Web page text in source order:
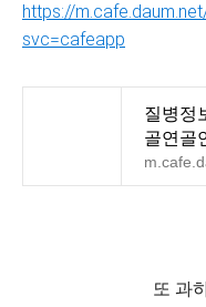
https://
svc=cafeapp
질병정
골연골
또 과